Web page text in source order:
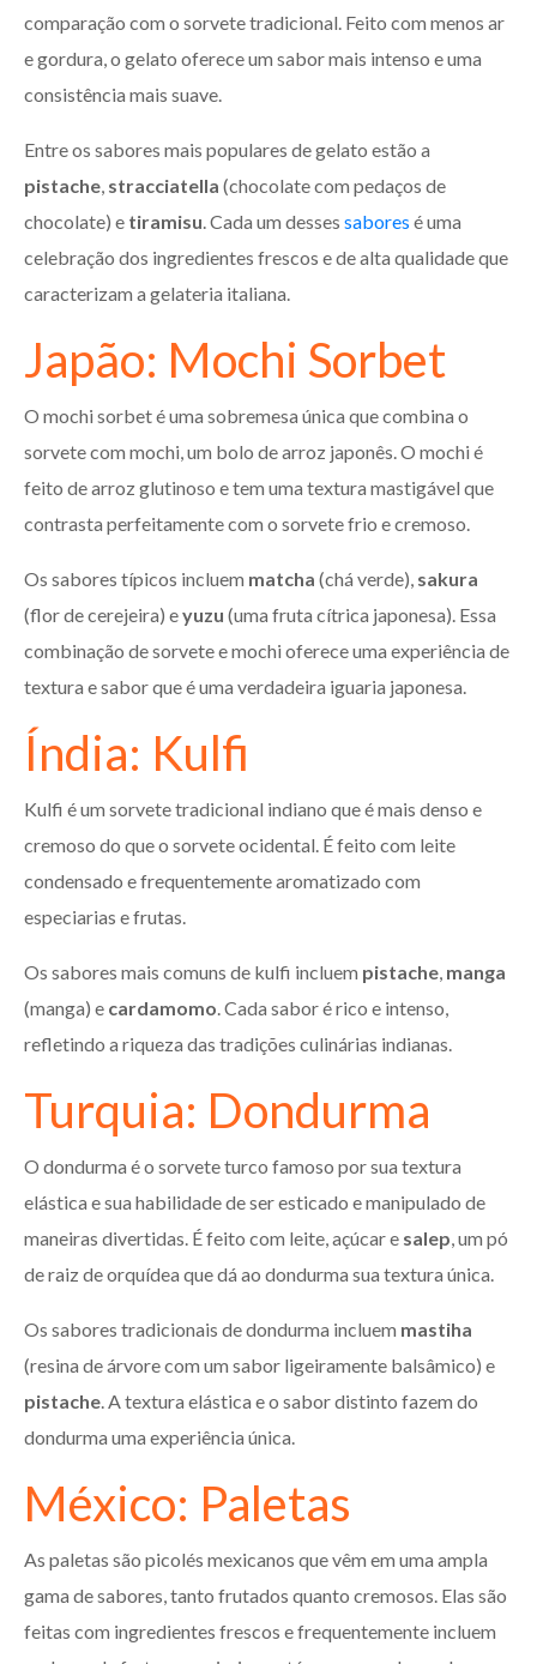
comparação com o sorvete tradicional. Feito com menos ar
e gordura, o gelato oferece um sabor mais intenso e uma
consistência mais suave.
Entre os sabores mais populares de gelato estão a
pistache, stracciatella (chocolate com pedaços de
chocolate) e tiramisu. Cada um desses sabores é uma
celebração dos ingredientes frescos e de alta qualidade que
caracterizam a gelateria italiana.
Japão: Mochi Sorbet
O mochi sorbet é uma sobremesa única que combina o
sorvete com mochi, um bolo de arroz japonês. O mochi é
feito de arroz glutinoso e tem uma textura mastigável que
contrasta perfeitamente com o sorvete frio e cremoso.
Os sabores típicos incluem matcha (chá verde), sakura
(flor de cerejeira) eyuzu (uma fruta cítrica japonesa). Essa
combinação de sorvete e mochi oferece uma experiência de
textura e sabor que é uma verdadeira iguaria japonesa.
Índia: Kulfi
Kulfi é um sorvete tradicional indiano que é mais denso e
cremoso do que o sorvete ocidental. É feito com leite
condensado e frequentemente aromatizado com
especiarias e frutas.
Os sabores mais comuns de kulfi incluem pistache, manga
(manga) e cardamomo. Cada sabor é rico e intenso,
refletindo a riqueza das tradições culinárias indianas.
Turquia: Dondurma
O dondurma é o sorvete turco famoso por sua textura
elástica e sua habilidade de ser esticado e manipulado de
maneiras divertidas. É feito com leite, açúcar e salep, um pó
de raiz de orquídea que dá ao dondurma sua textura única.
Os sabores tradicionais de dondurma incluem mastiha
(resina de árvore com um sabor ligeiramente balsâmico) e
pistache. A textura elástica e o sabor distinto fazem do
dondurma uma experiência única.
México: Paletas
As paletas são picolés mexicanos que vêm em uma ampla
gama de sabores, tanto frutados quanto cremosos. Elas são
feitas com ingredientes frescos e frequentemente incluem